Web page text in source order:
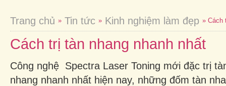
Trang chủ » Tin tức » Kinh nghiệm làm đẹp » Cách
Cách trị tàn nhang nhanh nhất
Công nghệ Spectra Laser Toning mới đặc trị
nhang nhanh nhất hiện nay, những đốm tàn